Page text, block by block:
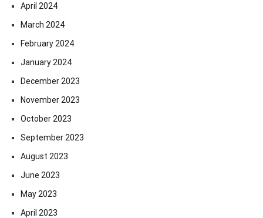
April 2024
March 2024
February 2024
January 2024
December 2023
November 2023
October 2023
September 2023
August 2023
June 2023
May 2023
April 2023